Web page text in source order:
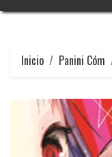
Inicio Panini Cóm